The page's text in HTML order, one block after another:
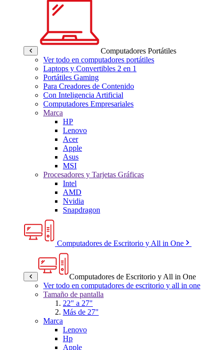
Computadores Portátiles
Ver todo en computadores portátiles
Laptops y Convertibles 2 en 1
Portátiles Gaming
Para Creadores de Contenido
Con Inteligencia Artificial
Computadores Empresariales
Marca
HP
Lenovo
Acer
Apple
Asus
MSI
Procesadores y Tarjetas Gráficas
Intel
AMD
Nvidia
Snapdragon
Computadores de Escritorio y All in One
Computadores de Escritorio y All in One
Ver todo en computadores de escritorio y all in one
Tamaño de pantalla
22" a 27"
Más de 27"
Marca
Lenovo
Hp
Apple